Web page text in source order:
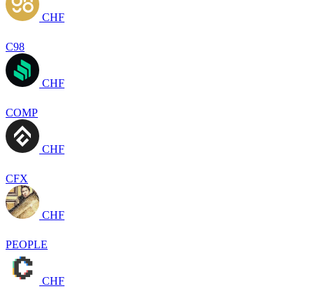
CHF
C98
CHF
COMP
CHF
CFX
CHF
PEOPLE
CHF